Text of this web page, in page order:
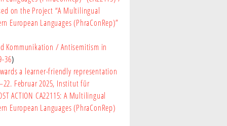
on the Project “A Multilingual
European Languages (PhraConRep)”
Kommunikation / Antisemitism in
36)
a learner-friendly representation
Februar 2025, Institut für
ACTION CA22115: A Multilingual
European Languages (PhraConRep)